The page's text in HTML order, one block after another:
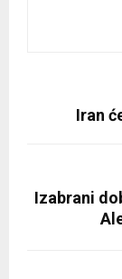
Iran
Izabrani